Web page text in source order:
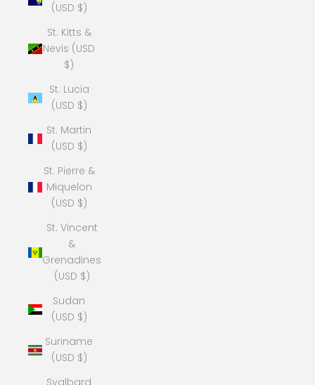
(USD $)
St. Kitts &
Nevis (USD
$)
St. Lucia
(USD $)
St. Martin
(USD $)
St. Pierre &
Miquelon
(USD $)
St. Vincent
&
Grenadines
(USD $)
Sudan
(USD $)
Suriname
(USD $)
Svalbard